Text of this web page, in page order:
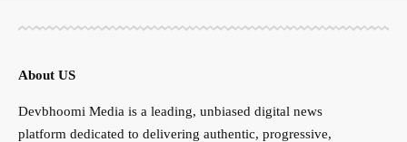
About US
Devbhoomi Media is a leading, unbiased digital news
platform dedicated to delivering authentic, progressive,